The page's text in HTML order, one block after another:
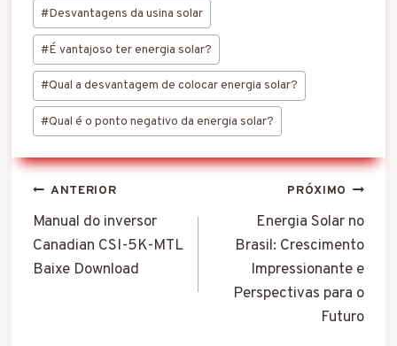
#Desvantagens da usina solar
#É vantajoso ter energia solar?
#Qual a desvantagem de colocar energia solar?
#Qual é o ponto negativo da energia solar?
Navegação
de
Post
ANTERIOR
Manual do inversor
Canadian CSI-5K-MTL
Baixe Download
PRÓXIMO
Energia Solar no
Brasil: Crescimento
Impressionante e
Perspectivas para o
Futuro